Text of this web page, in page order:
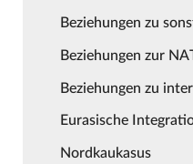
Beziehungen zu
Beziehungen zur
Beziehungen zu
Eurasische
Nordkaukasus